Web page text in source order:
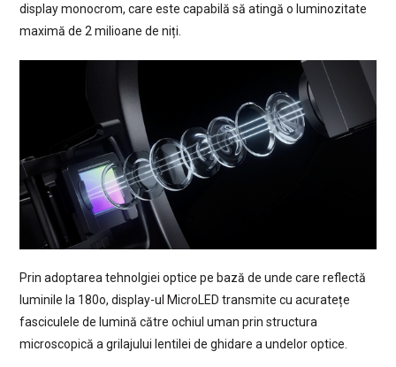
display monocrom, care este capabilă să atingă o luminozitate
maximă de 2 milioane de niți.
Prin adoptarea tehnolgiei optice pe bază de unde care reflectă
luminile la 180o, display-ul MicroLED transmite cu acuratețe
fasciculele de lumină către ochiul uman prin structura
microscopică a grilajului lentilei de ghidare a undelor optice.